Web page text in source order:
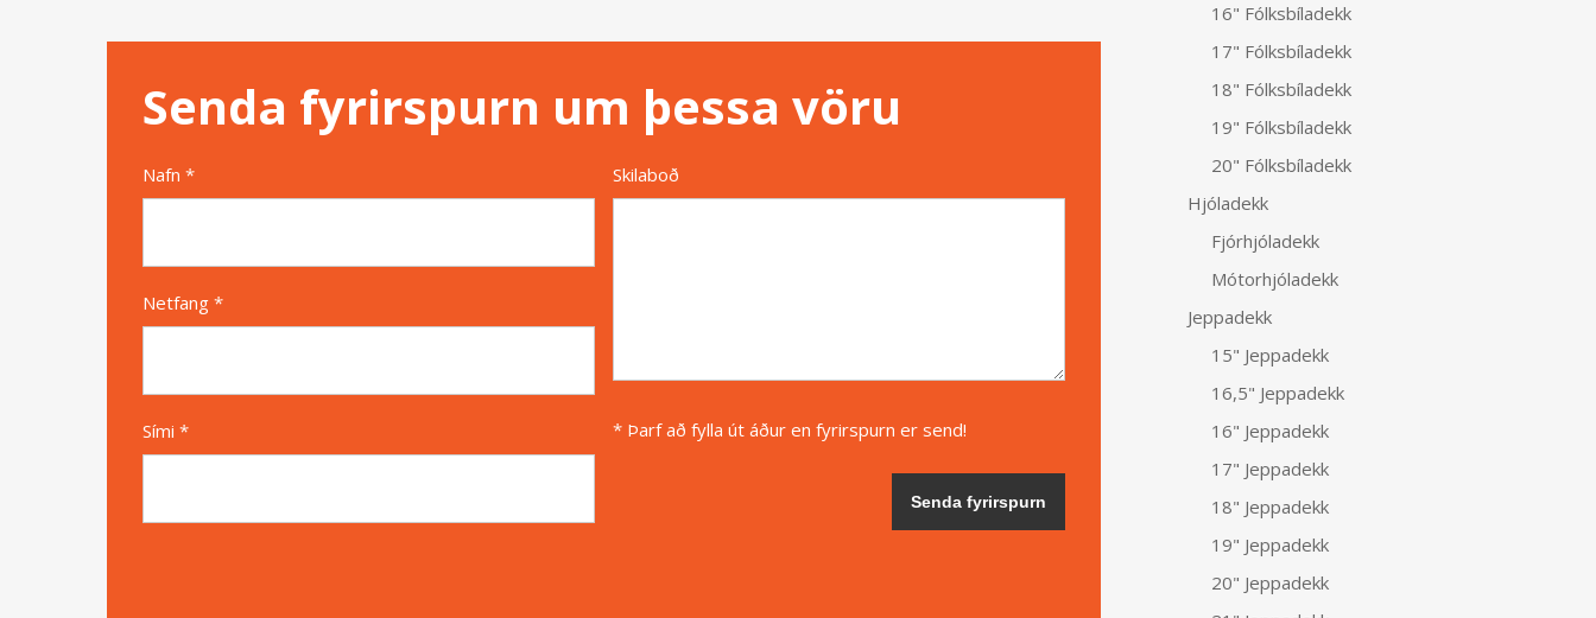
Senda fyrirspurn um þessa vöru
Nafn *
Netfang *
Sími *
Skilaboð
* Þarf að fylla út áður en fyrirspurn er send!
16" Fólksbíladekk
17" Fólksbíladekk
18" Fólksbíladekk
19" Fólksbíladekk
20" Fólksbíladekk
Hjóladekk
Fjórhjóladekk
Mótorhjóladekk
Jeppadekk
15" Jeppadekk
16,5" Jeppadekk
16" Jeppadekk
17" Jeppadekk
18" Jeppadekk
19" Jeppadekk
20" Jeppadekk